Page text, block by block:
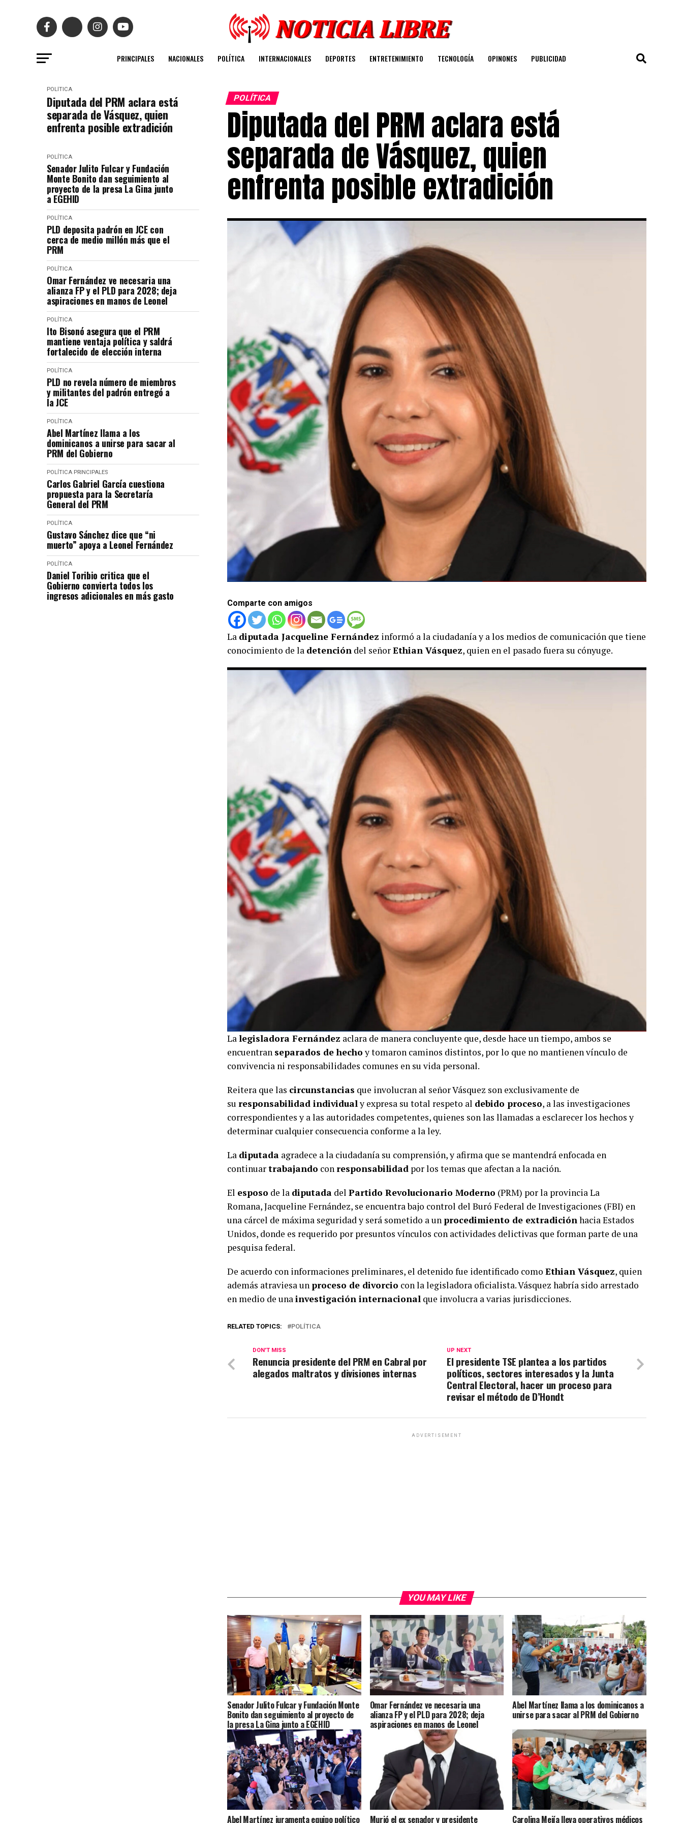
PRINCIPALES NACIONALES POLÍTICA INTERNACIONALES DEPORTES ENTRETENIMIENTO TECNOLOGÍA OPINONES PUBLICIDAD
POLÍTICA
Diputada del PRM aclara está
separada de Vásquez, quien
enfrenta posible extradición
POLÍTICA
Senador Julito Fulcar y Fundación
Monte Bonito dan seguimiento al
proyecto de la presa La Gina junto
a EGEHID
POLÍTICA
PLD deposita padrón en JCE con
cerca de medio millón más que el
PRM
POLÍTICA
Omar Fernández ve necesaria una
alianza FP y el PLD para 2028; deja
aspiraciones en manos de Leonel
POLÍTICA
Ito Bisonó asegura que el PRM
mantiene ventaja política y saldrá
fortalecido de elección interna
POLÍTICA
PLD no revela número de miembros
y militantes del padrón entregó a
la JCE
POLÍTICA
Abel Martínez llama a los
dominicanos a unirse para sacar al
PRM del Gobierno
POLÍTICA PRINCIPALES
Carlos Gabriel García cuestiona
propuesta para la Secretaría
General del PRM
POLÍTICA
Gustavo Sánchez dice que “ni
muerto” apoya a Leonel Fernández
POLÍTICA
Daniel Toribio critica que el
Gobierno convierta todos los
ingresos adicionales en más gasto
POLÍTICA
Diputada del PRM aclara está
separada de Vásquez, quien
enfrenta posible extradición
Comparte con amigos
La diputada Jacqueline Fernández informó a la ciudadanía y a los medios de comunicación que tiene
conocimiento de la detención del señorEthian Vásquez, quien en el pasado fuera su cónyuge.
La legisladora Fernández aclara de manera concluyente que, desde hace un tiempo, ambos se
encuentran separados de hechoy tomaron caminos distintos, por lo que no mantienen vínculo de
convivencia ni responsabilidades comunes en su vida personal.
Reitera que las circunstancias que involucran al señor Vásquez son exclusivamente de
su responsabilidad individualy expresa su total respeto al debido proceso, a las investigaciones
correspondientes y a las autoridades competentes, quienes son las llamadas a esclarecer los hechos y
determinar cualquier consecuencia conforme a la ley.
La diputada agradece a la ciudadanía su comprensión, y afirma que se mantendrá enfocada en
continuartrabajando con responsabilidad por los temas que afectan a la nación.
El esposo de la diputada del Partido Revolucionario Moderno (PRM) por la provincia La
Romana, Jacqueline Fernández, se encuentra bajo control del Buró Federal de Investigaciones (FBI) en
una cárcel de máxima seguridad y será sometido a un procedimiento de extradición hacia Estados
Unidos, donde es requerido por presuntos vínculos con actividades delictivas que forman parte de una
pesquisa federal.
De acuerdo con informaciones preliminares, el detenido fue identificado como Ethian Vásquez, quien
además atraviesa un proceso de divorcio con la legisladora oficialista. Vásquez habría sido arrestado
en medio de una investigación internacional que involucra a varias jurisdicciones.
RELATED TOPICS: POLÍTICA
UP NEXT
El presidente TSE plantea a los partidos
políticos, sectores interesados y la Junta
Central Electoral, hacer un proceso para
revisar el método de D’Hondt
DON'T MISS
Renuncia presidente del PRM en Cabral por
alegados maltratos y divisiones internas
ADVERTISEMENT
YOU MAY LIKE
Senador Julito Fulcar y Fundación Monte
Bonito dan seguimiento al proyecto de
la presa La Gina junto a EGEHID
Omar Fernández ve necesaria una
alianza FP y el PLD para 2028; deja
aspiraciones en manos de Leonel
Abel Martínez llama a los dominicanos a
unirse para sacar al PRM del Gobierno
Abel Martínez juramenta equipo político Murió el ex senador y presidente Carolina Mejía lleva operativos médicos